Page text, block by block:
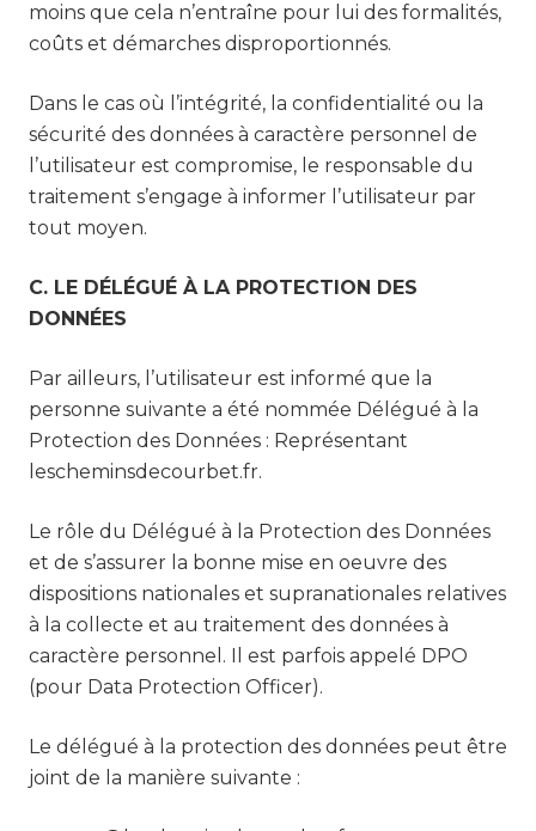
moins que cela n’entraîne pour lui des formalités,
coûts et démarches disproportionnés.
Dans le cas où l’intégrité, la confidentialité ou la
sécurité des données à caractère personnel de
l’utilisateur est compromise, le responsable du
traitement s’engage à informer l’utilisateur par
tout moyen.
C. LE DÉLÉGUÉ À LA PROTECTION DES
DONNÉES
Par ailleurs, l’utilisateur est informé que la
personne suivante a été nommée Délégué à la
Protection des Données : Représentant
lescheminsdecourbet.fr.
Le rôle du Délégué à la Protection des Données
et de s’assurer la bonne mise en oeuvre des
dispositions nationales et supranationales relatives
à la collecte et au traitement des données à
caractère personnel. Il est parfois appelé DPO
(pour Data Protection Officer).
Le délégué à la protection des données peut être
joint de la manière suivante :